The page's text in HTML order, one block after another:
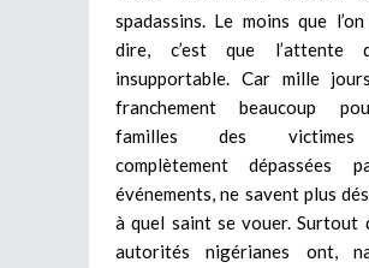
spadassins. Le moins que
dire, c’est que l’attente
insupportable. Car mille
franchement beaucoup
familles des
complètement dépassées
événements, ne savent plus
à quel saint se vouer. Surtout
autorités nigérianes ont,